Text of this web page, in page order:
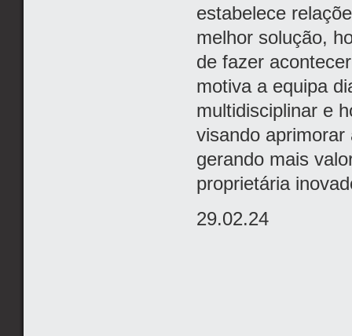
estabelece
melhor solução,
de fazer
motiva a equipa
multidisciplinar e
visando
gerando mais
proprietária
29.02.24